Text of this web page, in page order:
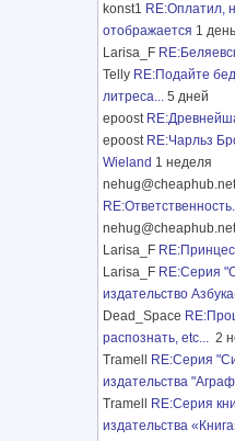
konst1 RE:Оплатил,
отображается 1 день
Larisa_F
Telly RE:Подайте
литреса... 5 дней
epoost
epoost RE:Чарльз
Wieland 1 неделя
nehug@cheaphub.net
RE:Ответственность.
Larisa_F
Larisa_F RE:Серия
издательство
Dead_Space
распознать, etc... 2
Tramell
RE:Серия
издательства
Tramell
RE:Серия
издательства